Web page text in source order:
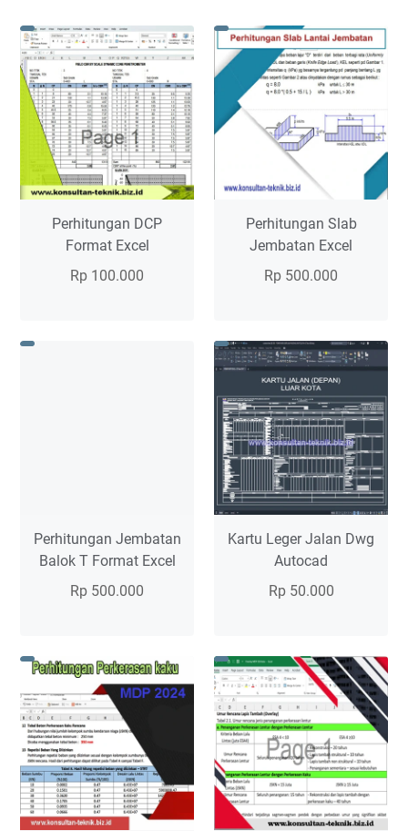
Perhitungan DCP
Format Excel
Rp 100.000
Perhitungan Dynamic Cone
Perhitungan
Perhitungan Slab
Jembatan Excel
Rp 500.000
Perhitungan ini ada 4 Jenis
Perhitungan dalam 1 file: 1.
Perhitungan Slab Lantai
Jembatan 2. Perhitungan Slab
Trotoar 3. Perhitu…Read more
Slab
Excel
Perhitungan Jembatan
Balok T Format Excel
Rp 500.000
Perhitungan Jembatan balok T
Format Excel terdiri dari : A. Data
Struktur Atas B. Bahan Struktur C.
Analisis Beban 1. Berat Sendi…
Read morePerhitungan
Jembatan
Balok
T
Format
Excel
Kartu Leger Jalan Dwg
Autocad
Rp 50.000
Isi Kartu Jalan 1. Dokumen Leger
Jalan 2. Kartu Jalan 3. Kartu
Bangunan Penghubung Jalan 4.
Kartu Bangunan Penghubung
Jembatan 5.…Read moreKartu
Leger
Jalan
Dwg
Autocad